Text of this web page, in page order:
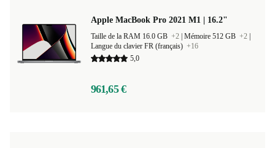
Apple MacBook Pro 2021 M1 | 16.2"
Taille de la RAM 16.0 GB +2 Mémoire 512 GB +2
Langue du clavier FR (français) +16
5,0
961,65 €